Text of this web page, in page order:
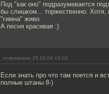
Под "как оно" подразумевается
бы слишком... торжественно. Хотя,
"гимна" живо.
А песня красивая :)
отправлено 25.10.04 13:03
Если знать про что там поется и
полные штаны 8-)